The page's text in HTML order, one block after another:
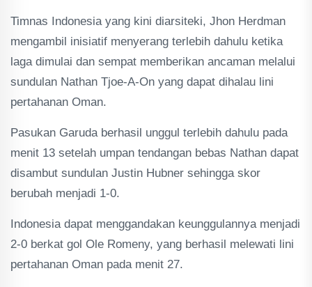
Timnas Indonesia yang kini diarsiteki, Jhon Herdman
mengambil inisiatif menyerang terlebih dahulu ketika
laga dimulai dan sempat memberikan ancaman melalui
sundulan Nathan Tjoe-A-On yang dapat dihalau lini
pertahanan Oman.
Pasukan Garuda berhasil unggul terlebih dahulu pada
menit 13 setelah umpan tendangan bebas Nathan dapat
disambut sundulan Justin Hubner sehingga skor
berubah menjadi 1-0.
Indonesia dapat menggandakan keunggulannya menjadi
2-0 berkat gol Ole Romeny, yang berhasil melewati lini
pertahanan Oman pada menit 27.